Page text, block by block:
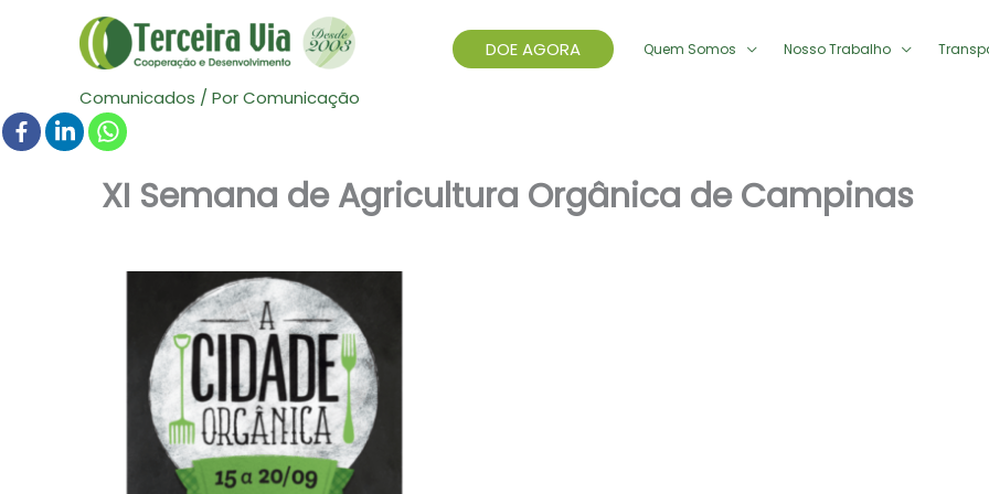
DOE AGORA Quem Somos Nosso Trabalho
Comunicados / PorComunicação
XI Semana de Agricultura Orgânica de Campinas